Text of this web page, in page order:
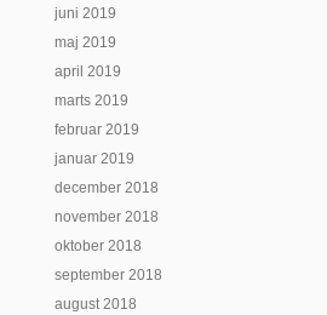
juni 2019
maj 2019
april 2019
marts 2019
februar 2019
januar 2019
december 2018
november 2018
oktober 2018
september 2018
august 2018